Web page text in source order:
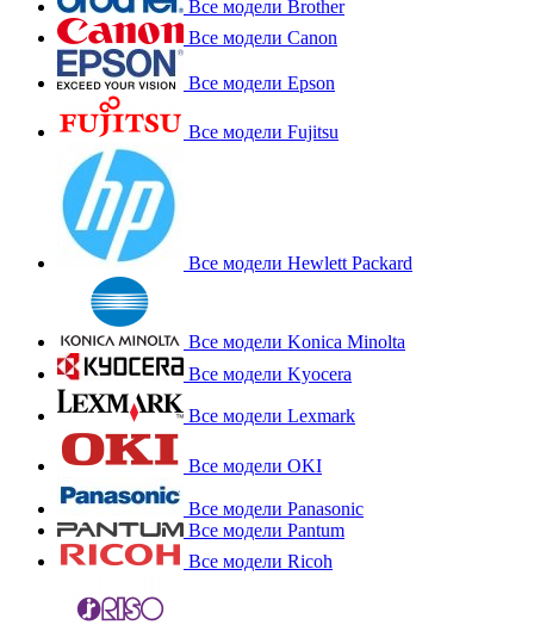
Все модели Brother
Все модели Canon
Все модели Epson
Все модели Fujitsu
Все модели Hewlett Packard
Все модели Konica Minolta
Все модели Kyocera
Все модели Lexmark
Все модели OKI
Все модели Panasonic
Все модели Pantum
Все модели Ricoh